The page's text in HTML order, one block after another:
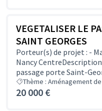
VEGETALISER LE
SAINT GEORGES
Porteur(s) de projet : -
Nancy
passage porte Saint-
Thème : Aménagement
20 000 €